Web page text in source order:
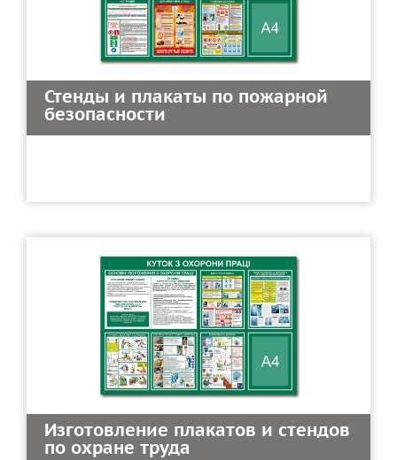
Стенды и плакаты по пожарной
безопасности
Изготовление плакатов и стендов
по охране труда